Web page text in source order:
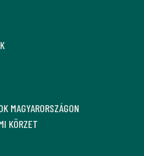
MAGYARORSZÁGON
KÖRZET